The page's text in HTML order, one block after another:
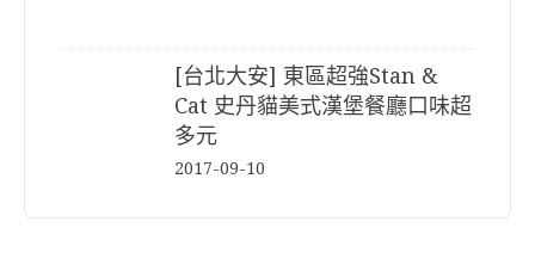
[台北大安] 東區超強Stan &
Cat 史丹貓美式漢堡餐廳口味超
多元
2017-09-10